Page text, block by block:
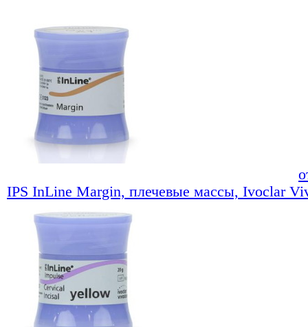
IPS InLine Margin, плечевые массы, Ivoclar